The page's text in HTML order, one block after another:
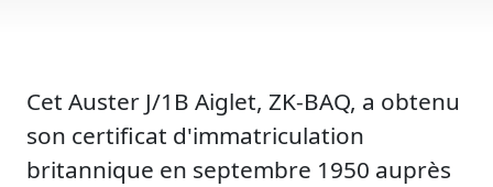
Cet Auster J/1B Aiglet, ZK-BAQ, a obtenu
son certificat d'immatriculation
britannique en septembre 1950 auprès